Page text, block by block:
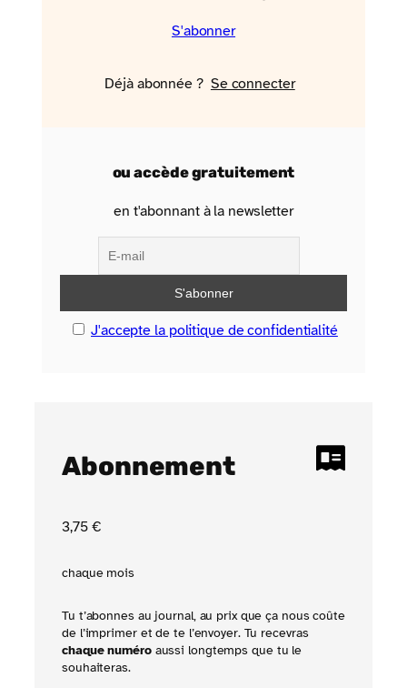
S'abonner
Déjà abonnée ? Se connecter
ou accède gratuitement
en t'abonnant à la newsletter
J'accepte la politique de confidentialité
Abonnement
3,75€
chaque mois
Tu t’abonnes au journal, au prix que ça nous coûte
de l’imprimer et de te l’envoyer. Tu recevras
chaque numéroaussi longtemps que tu le
souhaiteras.